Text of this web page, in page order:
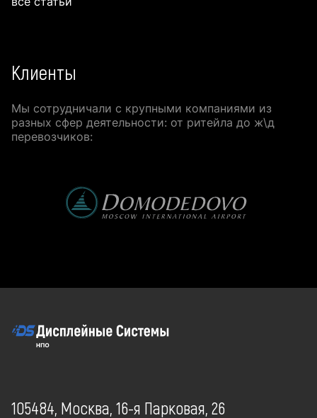
Клиенты
Мы сотрудничали с крупными компаниями из
разных сфер деятельности: от ритейла до ж\д
перевозчиков:
105484, Москва, 16-я Парковая, 26